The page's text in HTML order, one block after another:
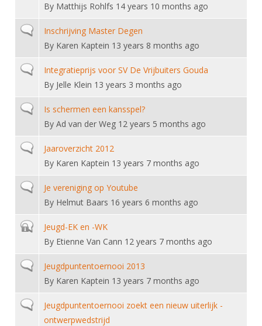
Geschiedenis van het schermen
By Matthijs Rohlfs 14 years 10 months ago
Normal topicInschrijving Master Degen
By Karen Kaptein 13 years 8 months ago
Normal topicIntegratieprijs voor SV De Vrijbuiters Gouda
By Jelle Klein 13 years 3 months ago
Normal topicIs schermen een kansspel?
By Ad van der Weg 12 years 5 months ago
Normal topicJaaroverzicht 2012
By Karen Kaptein 13 years 7 months ago
Normal topicJe vereniging op Youtube
By Helmut Baars 16 years 6 months ago
Closed topicJeugd-EK en -WK
By Etienne Van Cann 12 years 7 months ago
Normal topicJeugdpuntentoernooi 2013
By Karen Kaptein 13 years 7 months ago
Normal topicJeugdpuntentoernooi zoekt een nieuw uiterlijk -
ontwerpwedstrijd